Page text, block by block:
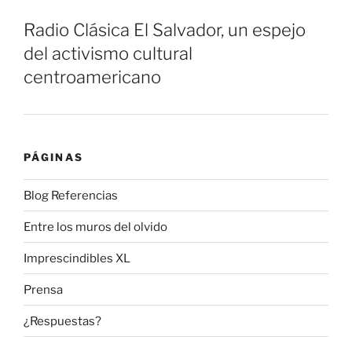
Radio Clásica El Salvador, un espejo
del activismo cultural
centroamericano
PÁGINAS
Blog Referencias
Entre los muros del olvido
Imprescindibles XL
Prensa
¿Respuestas?